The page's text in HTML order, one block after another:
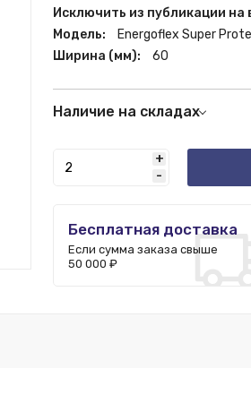
Исключить из публикации на
Модель:
Energoflex Super
Ширина (мм):
60
Наличие на складах
+
-
Бесплатная доставка
Если сумма заказа свыше
50 000 ₽